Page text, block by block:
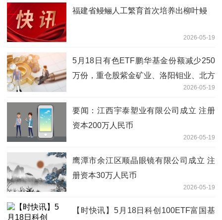
福建省鳗鲡人工繁育首次培养出柳叶鳗
2026-05-19
5月18日有色ETF鹏华基金份额减少250
万份，重仓股紫金矿业、洛阳钼业、北方
2026-05-19
要闻：江西宇泰塑业有限公司成立 注册
资本200万人民币
2026-05-19
鹰潭市余江区顺晶眼镜有限公司成立 注
册资本30万人民币
2026-05-19
【时快讯】5月18日科创100ETF富国基